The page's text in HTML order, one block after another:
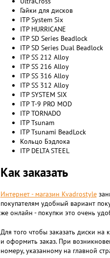
Гайки для дисков
ITP System Six
ITP HURRICANE
ITP SD Series Beadlock
ITP SD Series Dual Beadlock
ITP SS 212 Alloy
ITP SS 216 Alloy
ITP SS 316 Alloy
ITP SS 312 Alloy
ITP SYSTEM SIX
ITP T-9 PRO MOD
ITP TORNADO
ITP Tsunam
ITP Tsunami BeadLock
Кольцо Бэдлока
ITP DELTA STEEL
Как заказать
Интернет - магазин Kvadrostyle
покупателям удобный вариант
же онлайн - покупки это очень
Для того чтобы заказать диски на
и оформить заказ. При
номеру, указанному на главной